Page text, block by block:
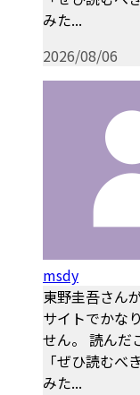
みた...
2026/08/06
msdy
東野圭吾さん
サイトでかな
せん。 読んだ
「ぜひ読む
みた...